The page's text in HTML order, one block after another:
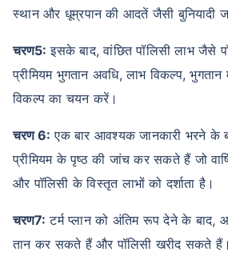
स्थान और धूम्रपान की आदतें जैसी बुनियादी
चरण5: इसके बाद, वांछित पॉलिसी लाभ जैसे
प्रीमियम भुगतान अवधि, लाभ विकल्प,
विकल्प का चयन करें।
चरण 6: एक बार आवश्यक जानकारी भरने के
प्रीमियम के पृष्ठ की जांच कर सकते हैं जो
और पॉलिसी के विस्तृत लाभों को दर्शाता है।
चरण7: टर्म प्लान को अंतिम रूप देने के बाद,
तान कर सकते हैं और पॉलिसी खरीद सकते हैं।